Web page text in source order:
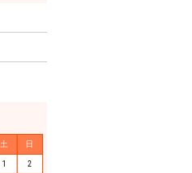
土 日
1 2